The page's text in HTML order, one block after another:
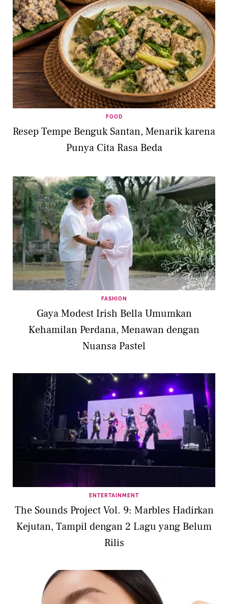
FOOD
Resep Tempe Benguk Santan, Menarik karena
Punya Cita Rasa Beda
FASHION
Gaya Modest Irish Bella Umumkan
Kehamilan Perdana, Menawan dengan
Nuansa Pastel
ENTERTAINMENT
The Sounds Project Vol. 9: Marbles Hadirkan
Kejutan, Tampil dengan 2 Lagu yang Belum
Rilis